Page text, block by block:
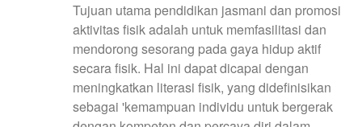
Tujuan utama pendidikan jasmani dan promosi
aktivitas fisik adalah untuk memfasilitasi dan
mendorong sesorang pada gaya hidup aktif
secara fisik. Hal ini dapat dicapai dengan
meningkatkan literasi fisik, yang didefinisikan
sebagai 'kemampuan individu untuk bergerak